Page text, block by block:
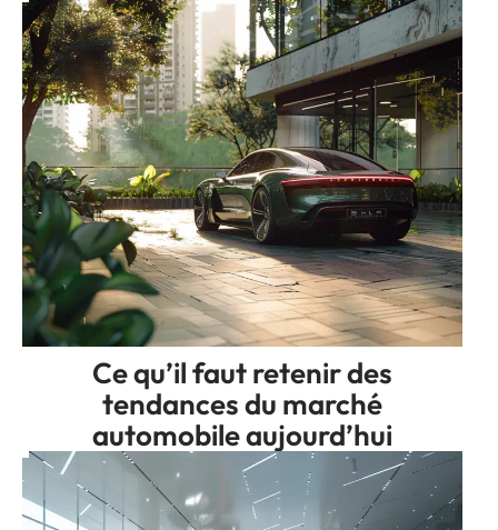
Ce qu’il faut retenir des
tendances du marché
automobile aujourd’hui